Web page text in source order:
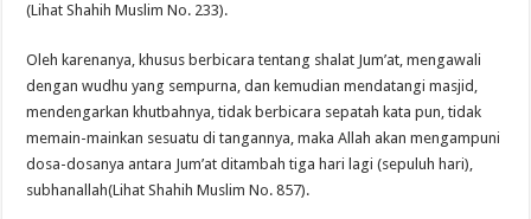
(Lihat Shahih Muslim No. 233).
Oleh karenanya, khusus berbicara tentang shalat Jum’at, mengawali
dengan wudhu yang sempurna, dan kemudian mendatangi masjid,
mendengarkan khutbahnya, tidak berbicara sepatah kata pun, tidak
memain-mainkan sesuatu di tangannya, maka Allah akan mengampuni
dosa-dosanya antara Jum’at ditambah tiga hari lagi (sepuluh hari),
subhanallah(Lihat Shahih Muslim No. 857).